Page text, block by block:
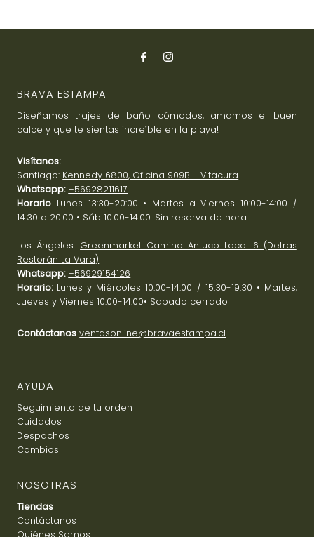
BRAVA ESTAMPA
Diseñamos trajes de baño cómodos, amamos el buen
calce y que te sientas increíble en la playa!
Visítanos:
Santiago: Kennedy 6800, Oficina 909B - Vitacura
Whatsapp: +56928211617
Horario Lunes 13:30-20:00 • Martes a Viernes 10:00-14:00 /
14:30 a 20:00 • Sáb 10:00-14:00. Sin reserva de hora.
Los Ángeles: Greenmarket Camino Antuco Local 6 (Detras
Restorán La Vara)
Whatsapp: +56929154126
Horario: Lunes y Miércoles 10:00-14:00 / 15:30-19:30 • Martes,
Jueves y Viernes 10:00-14:00• Sabado cerrado
Contáctanos ventasonline@bravaestampa.cl
AYUDA
Seguimiento de tu orden
Cuidados
Despachos
Cambios
NOSOTRAS
Tiendas
Contáctanos
Quiénes Somos